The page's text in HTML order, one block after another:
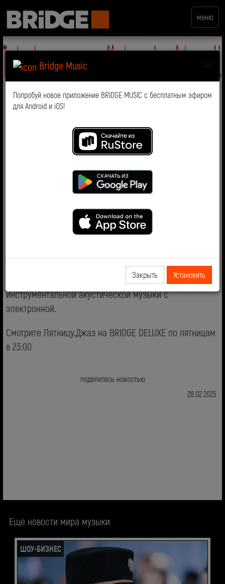
меню
×
Bridge Music
Попробуй новое приложение BRIDGE MUSIC с бесплатным эфиром
для Android и iOS!
Закрыть Установить
DELUXE
Пятница.Джаз - это авторская программа редактора
BRIDGE DELUXE - Василисы Мороз, иллюстрирующая
современного джаза.
Вы увидите и уникальные сохранившиеся записи
современников. Вас ждет выразительный меланж
стилей и жанров, изящные переплетения
инструментальной акустической музыки с
электронной.
Смотрите Пятницу.Джаз на BRIDGE DELUXE по пятницам
в 23:00
поделитесь новостью
28.02.2025
Ещё новости мира музыки
ШОУ-БИЗНЕС